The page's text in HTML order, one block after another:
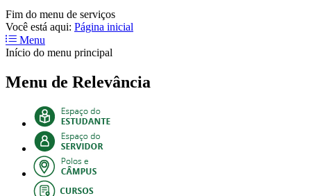
Fim do menu de serviços
Você está aqui: Página inicial
Menu
Início do menu principal
Menu de Relevância